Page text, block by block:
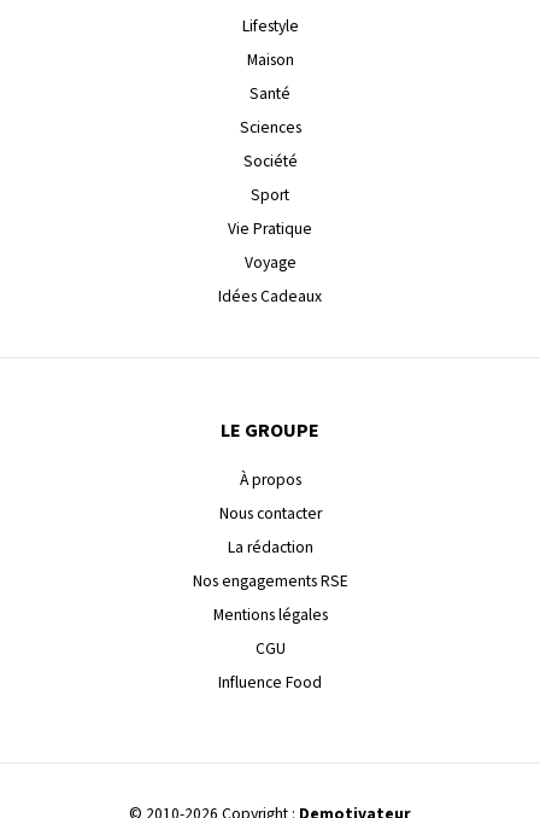
Lifestyle
Maison
Santé
Sciences
Société
Sport
Vie Pratique
Voyage
Idées Cadeaux
LE GROUPE
À propos
Nous contacter
La rédaction
Nos engagements RSE
Mentions légales
CGU
Influence Food